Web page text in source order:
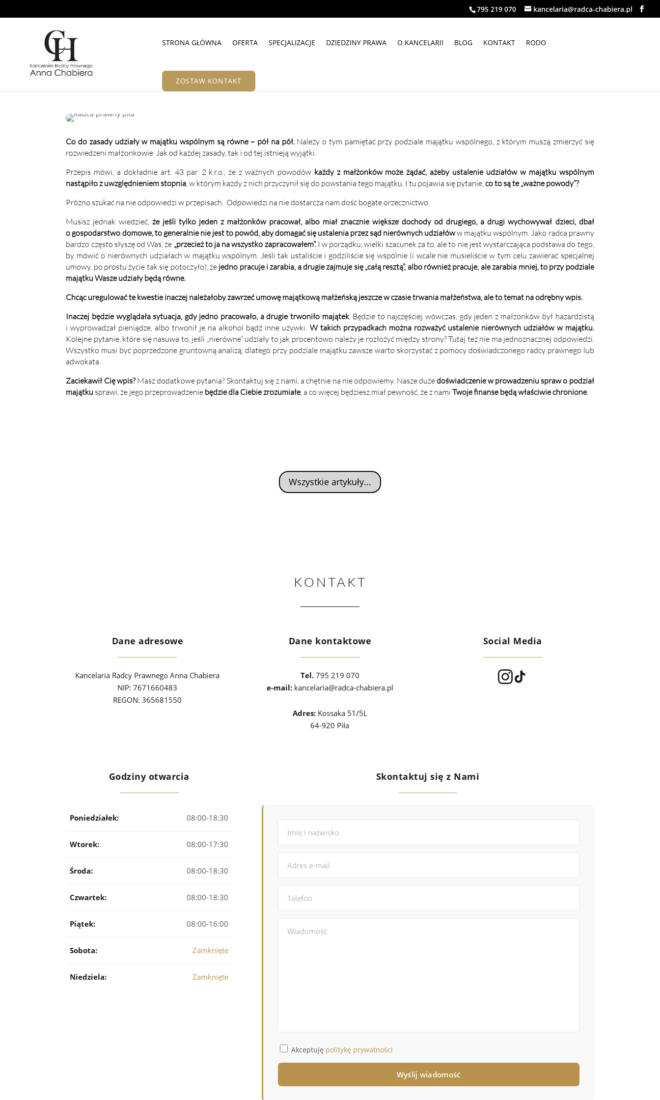
795 219 070 kancelaria@radca-chabiera.pl
STRONA GŁÓWNA OFERTA SPECJALIZACJE DZIEDZINY PRAWA O KANCELARII BLOG KONTAKT RODO
ZOSTAW KONTAKT
Co do zasady udziały w majątku wspólnym są równe – pół na pół.Należy o tym pamiętać przy podziale majątku wspólnego, z którym muszą zmierzyć się
rozwiedzeni małżonkowie. Jak od każdej zasady, tak i od tej istnieją wyjątki.
Przepis mówi, a dokładnie art. 43 par. 2 k.r.o., że z ważnych powodów każdy z małżonków może żądać, ażeby ustalenie udziałów w majątku wspólnym
nastąpiło z uwzględnieniem stopnia, w którym każdy z nich przyczynił się do powstania tego majątku. I tu pojawia się pytanie,co to są te „ważne powody”?
Próżno szukać na nie odpowiedzi w przepisach. Odpowiedzi na nie dostarcza nam dość bogate orzecznictwo.
Musisz jednak wiedzieć, że jeśli tylko jeden z małżonków pracował, albo miał znacznie większe dochody od drugiego, a drugi wychowywał dzieci, dbał
o gospodarstwo domowe, to generalnie nie jest to powód, aby domagać się ustalenia przez sąd nierównych udziałóww majątku wspólnym. Jako radca prawny
bardzo często słyszę od Was, że „przecież to ja na wszystko zapracowałem”.I w porządku, wielki szacunek za to, ale to nie jest wystarczająca podstawa do tego,
by mówić o nierównych udziałach w majątku wspólnym. Jeśli tak ustaliście i godziliście się wspólnie (i wcale nie musieliście w tym celu zawierać specjalnej
umowy, po prostu życie tak się potoczyło), żejedno pracuje i zarabia, a drugie zajmuje się „całą resztą”, albo również pracuje, ale zarabia mniej, to przy podziale
majątku Wasze udziały będą równe.
Chcąc uregulować te kwestie inaczej należałoby zawrzeć umowę majątkową małżeńską jeszcze w czasie trwania małżeństwa, ale to temat na odrębny wpis.
Inaczej będzie wyglądała sytuacja, gdy jedno pracowało, a drugie trwoniło majątek. Będzie to najczęściej wówczas, gdy jeden z małżonków był hazardzistą
i wyprowadzał pieniądze, albo trwonił je na alkohol bądź inne używki. W takich przypadkach można rozważyć ustalenie nierównych udziałów w majątku.
Kolejne pytanie, które się nasuwa to, jeśli „nierówne” udziały to jak procentowo należy je rozłożyć między strony? Tutaj też nie ma jednoznacznej odpowiedzi.
Wszystko musi być poprzedzone gruntowną analizą, dlatego przy podziale majątku zawsze warto skorzystać z pomocy doświadczonego radcy prawnego lub
adwokata.
Zaciekawił Cię wpis?Masz dodatkowe pytania? Skontaktuj się z nami, a chętnie na nieodpowiemy. Nasze dużedoświadczenie w prowadzeniu spraw o podział
majątku sprawi, że jego przeprowadzenie będzie dla Ciebie zrozumiałe, a co więcej będziesz miał pewność, że z namiTwojefinanse będą właściwie chronione.
Wszystkie artykuły...
KONTAKT
Dane adresowe
Kancelaria Radcy Prawnego Anna Chabiera
NIP: 7671660483
REGON: 365681550
Dane kontaktowe
Tel. 795 219 070
e-mail: kancelaria@radca-chabiera.pl
Adres:Kossaka 51/5L
64-920 Piła
Social Media
Godziny otwarcia
Poniedziałek: 08:00-18:30
Wtorek: 08:00-17:30
Środa: 08:00-18:30
Czwartek: 08:00-18:30
Piątek: 08:00-16:00
Sobota: Zamknięte
Niedziela: Zamknięte
Skontaktuj się z Nami
Akceptuję politykę prywatności